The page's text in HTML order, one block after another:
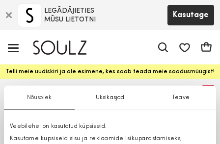
Nõusolek Üksikasjad Teave
Veebilehel on kasutatud küpsiseid.
Kasutame küpsiseid sisu ja reklaamide isikupärastamiseks,
LEGĀDĀJIETIES
MŪSU LIETOTNI
Kasutage
Telli meie uudiskiri ja ole esimene, kes saab teada meie soodusmüügist!